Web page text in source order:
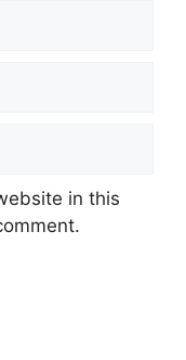
in this